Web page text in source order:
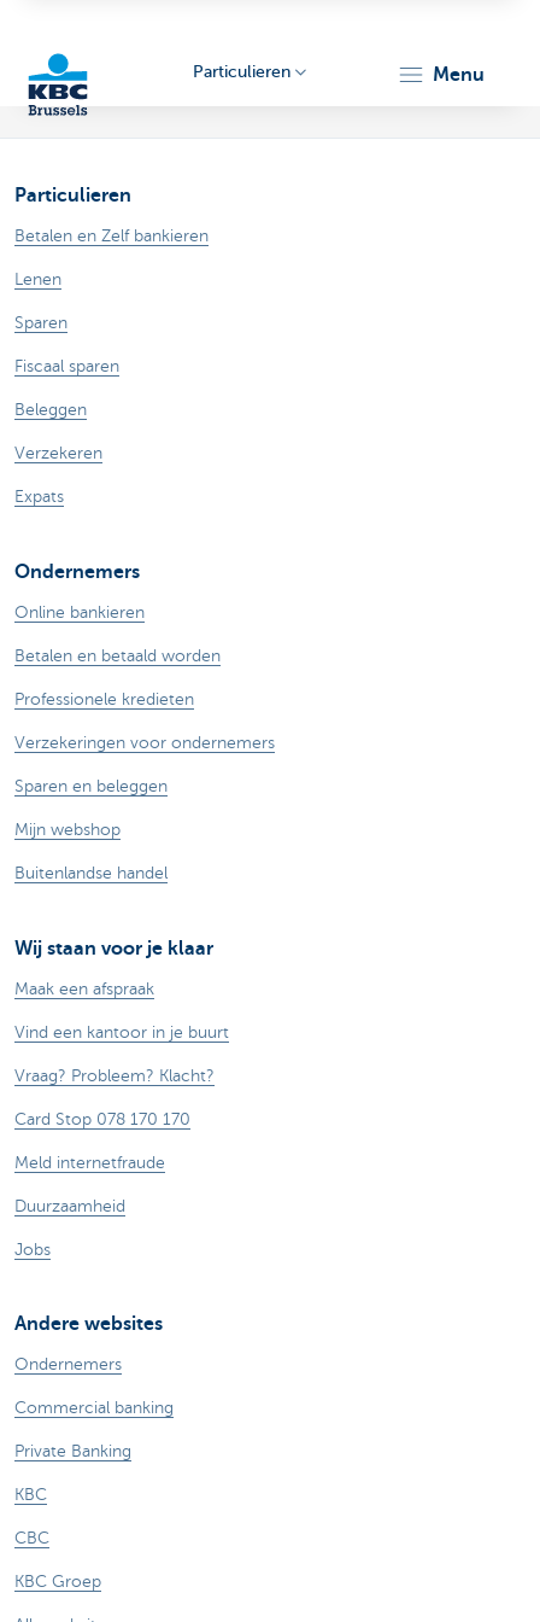
Particulieren menu
Particulieren
Betalen en Zelf bankieren
Lenen
Sparen
Fiscaal sparen
Beleggen
Verzekeren
Expats
Ondernemers
Online bankieren
Betalen en betaald worden
Professionele kredieten
Verzekeringen voor ondernemers
Sparen en beleggen
Mijn webshop
Buitenlandse handel
Wij staan voor je klaar
Maak een afspraak
Vind een kantoor in je buurt
Vraag? Probleem? Klacht?
Card Stop 078 170 170
Meld internetfraude
Duurzaamheid
Jobs
Andere websites
Ondernemers
Commercial banking
Private Banking
KBC
CBC
KBC Groep